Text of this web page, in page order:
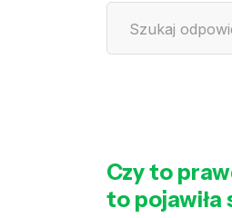
Czy to
to pojawiła